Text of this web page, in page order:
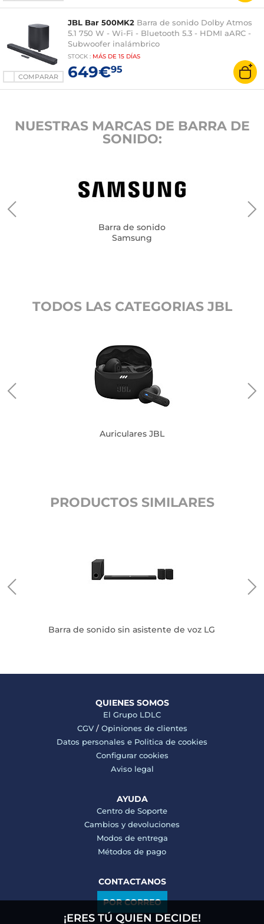
COMPARAR
JBL Bar 500MK2 Barra de sonido Dolby Atmos
5.1 750 W - Wi-Fi - Bluetooth 5.3 - HDMI aARC -
Subwoofer inalámbrico
STOCK : MÁS DE 15 DÍAS
649€95
NUESTRAS MARCAS DE BARRA DE
SONIDO:
Barra de sonido
Samsung
TODOS LAS CATEGORIAS JBL
Auriculares JBL
PRODUCTOS SIMILARES
Barra de sonido sin asistente de voz LG
QUIENES SOMOS
El Grupo LDLC
CGV/ Opiniones de clientes
Datos personales e Politica de cookies
Configurar cookies
Aviso legal
AYUDA
Centro de Soporte
Cambios y devoluciones
Modos de entrega
Métodos de pago
CONTACTANOS
POR CORREO
¡ERES TÚ QUIEN DECIDE!